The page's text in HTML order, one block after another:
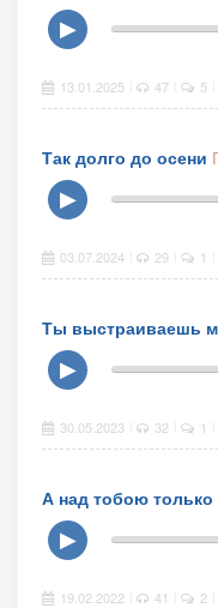
▶
13.01.2025 47 5
Так долго до осени
▶
03.07.2024 29 1
Ты выстраиваешь
▶
30.05.2023 32 1
А над тобою только
▶
19.02.2022 41 2